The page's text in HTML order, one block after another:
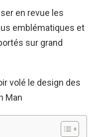
en revue les
emblématiques et
sur grand
volé le design des
Man